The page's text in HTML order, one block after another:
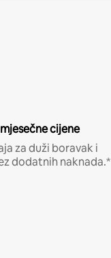
cijene
za duži boravak i
dodatnih naknada.*